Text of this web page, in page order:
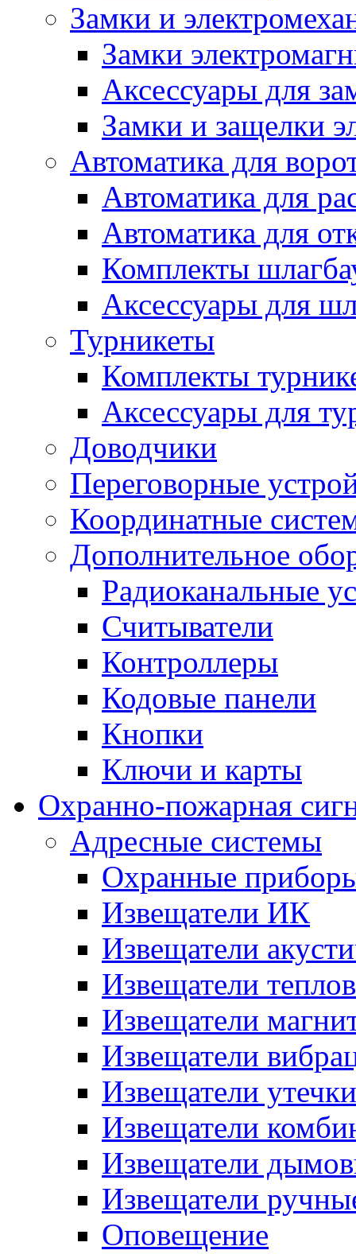
Замки и
Замки
Аксессуары для
Замки и защелки
Автоматика для
Автоматика для
Автоматика для
Комплекты
Аксессуары для
Турникеты
Комплекты
Аксессуары для
Доводчики
Переговорные
Координатные
Дополнительное
Радиоканальные
Считыватели
Контроллеры
Кодовые панели
Кнопки
Ключи и карты
Охранно-пожарная
Адресные системы
Охранные
Извещатели ИК
Извещатели
Извещатели
Извещатели
Извещатели
Извещатели утечки
Извещатели
Извещатели
Извещатели
Оповещение